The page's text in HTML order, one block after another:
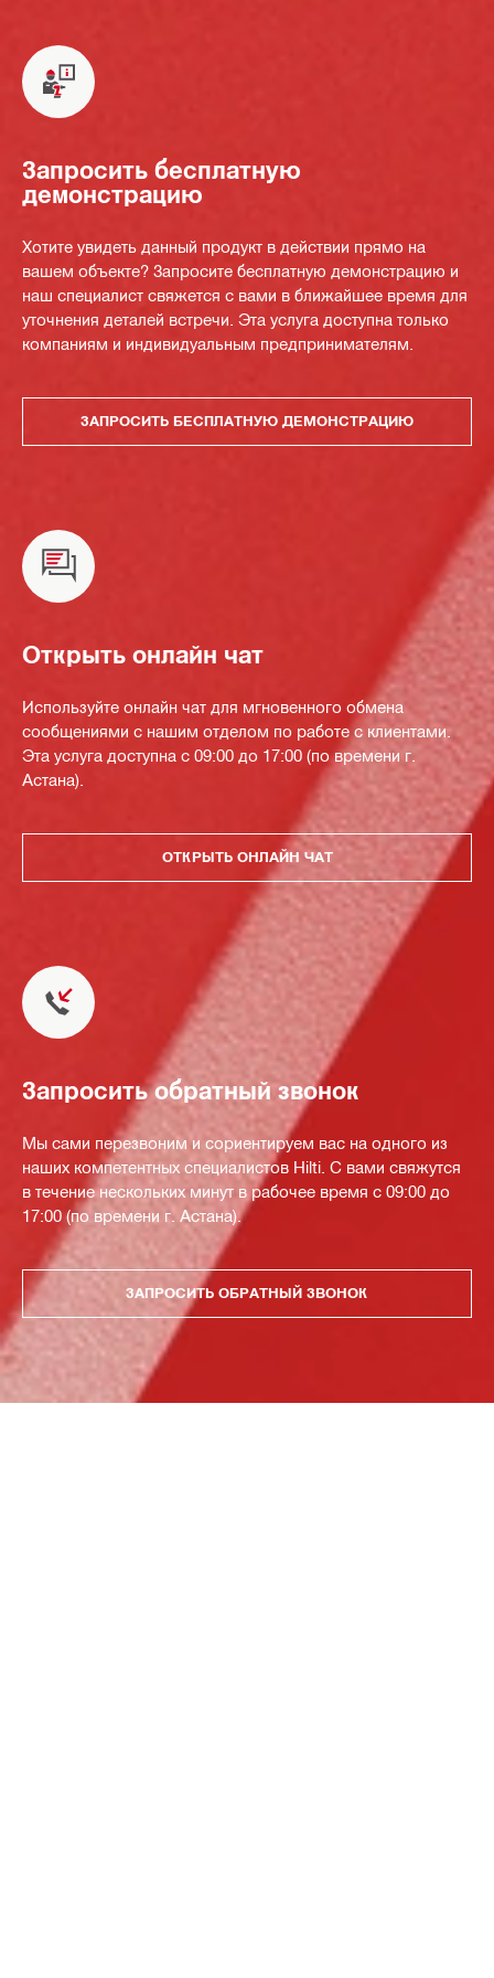
Запросить бесплатную
демонстрацию
Хотите увидеть данный продукт в действии прямо на
вашем объекте? Запросите бесплатную демонстрацию и
наш специалист свяжется с вами в ближайшее время для
уточнения деталей встречи. Эта услуга доступна только
компаниям и индивидуальным предпринимателям.
ЗАПРОСИТЬ БЕСПЛАТНУЮ ДЕМОНСТРАЦИЮ
Открыть онлайн чат
Используйте онлайн чат для мгновенного обмена
сообщениями с нашим отделом по работе с клиентами.
Эта услуга доступна с 09:00 до 17:00 (по времени г.
Астана).
ОТКРЫТЬ ОНЛАЙН ЧАТ
Запросить обратный звонок
Мы сами перезвоним и сориентируем вас на одного из
наших компетентных специалистов Hilti. С вами свяжутся
в течение нескольких минут в рабочее время с 09:00 до
17:00 (по времени г. Астана).
ЗАПРОСИТЬ ОБРАТНЫЙ ЗВОНОК